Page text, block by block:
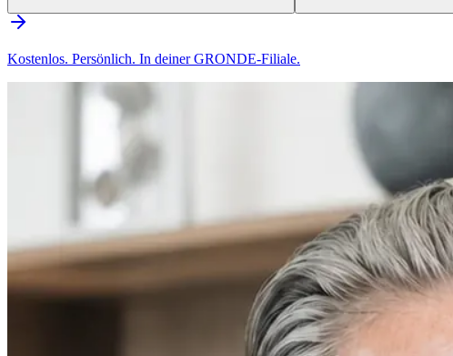
Kostenlos. Persönlich. In deiner GRONDE-Filiale.